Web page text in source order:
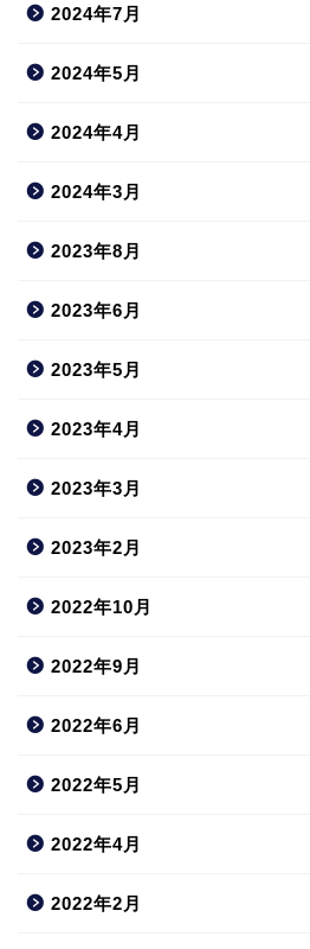
2024年7月
2024年5月
2024年4月
2024年3月
2023年8月
2023年6月
2023年5月
2023年4月
2023年3月
2023年2月
2022年10月
2022年9月
2022年6月
2022年5月
2022年4月
2022年2月